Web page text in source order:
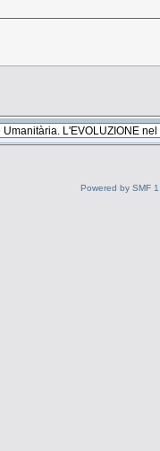
Powered by SMF